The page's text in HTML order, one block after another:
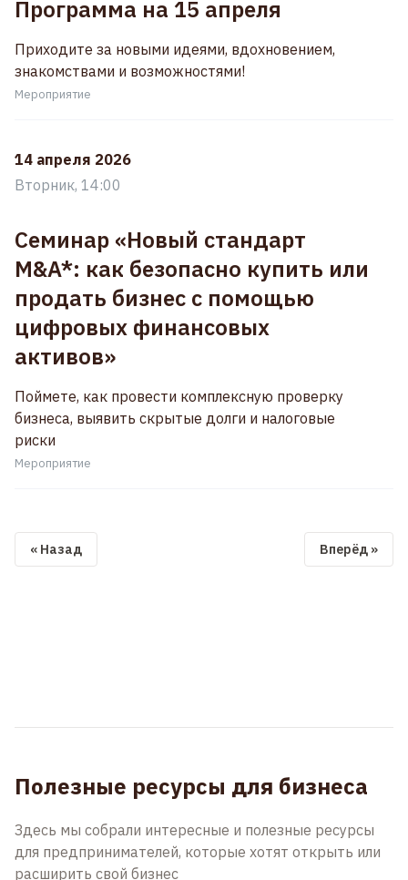
Программа на 15 апреля
Приходите за новыми идеями, вдохновением,
знакомствами и возможностями!
Мероприятие
14 апреля 2026
Вторник, 14:00
Семинар «Новый стандарт
M&A*: как безопасно купить или
продать бизнес с помощью
цифровых финансовых
активов»
Поймете, как провести комплексную проверку
бизнеса, выявить скрытые долги и налоговые
риски
Мероприятие
« Назад Вперёд »
Полезные ресурсы для бизнеса
Здесь мы собрали интересные и полезные ресурсы
для предпринимателей, которые хотят открыть или
расширить свой бизнес